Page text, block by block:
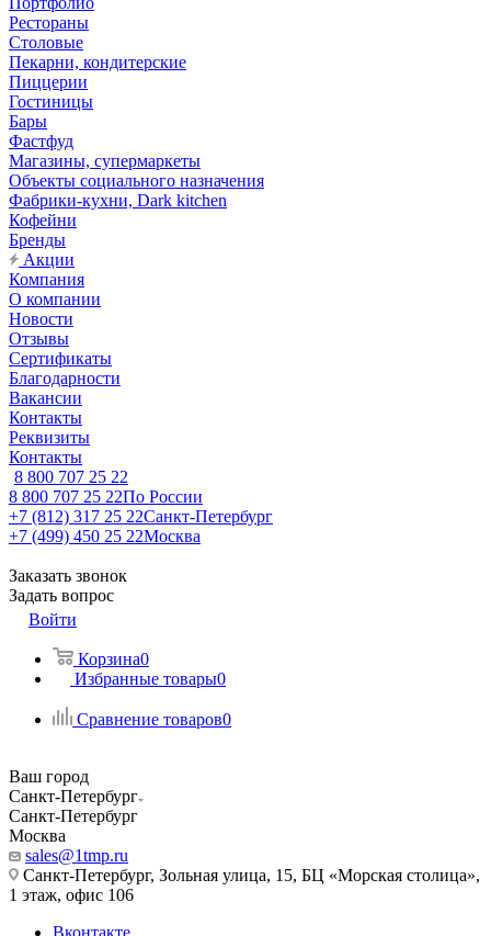
Рестораны
Столовые
Пекарни, кондитерские
Пиццерии
Гостиницы
Бары
Фастфуд
Магазины, супермаркеты
Объекты социального назначения
Фабрики-кухни, Dark kitchen
Кофейни
Бренды
Акции
Компания
О компании
Новости
Отзывы
Сертификаты
Благодарности
Вакансии
Контакты
Реквизиты
Контакты
8 800 707 25 22
8 800 707 25 22По России
+7 (812) 317 25 22Санкт-Петербург
+7 (499) 450 25 22Москва
Заказать звонок
Задать вопрос
Войти
Корзина0
Избранные товары0
Сравнение товаров0
Ваш город
Санкт-Петербург
Санкт-Петербург
Москва
sales@1tmp.ru
Санкт-Петербург, Зольная улица, 15, БЦ «Морская столица»,
1 этаж, офис 106
Вконтакте